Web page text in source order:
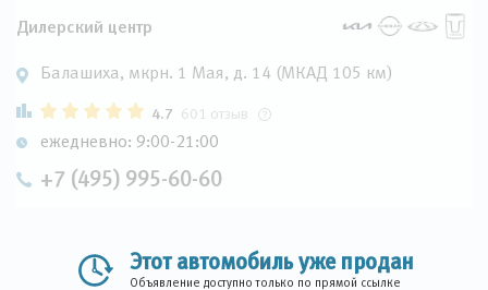
Дилерский центр
Балашиха, мкрн. 1 Мая, д. 14 (МКАД 105 км)
4.7 601 отзыв
ежедневно: 9:00-21:00
+7 (495) 995-60-60
Этот автомобиль уже продан
Объявление доступно только по прямой ссылке